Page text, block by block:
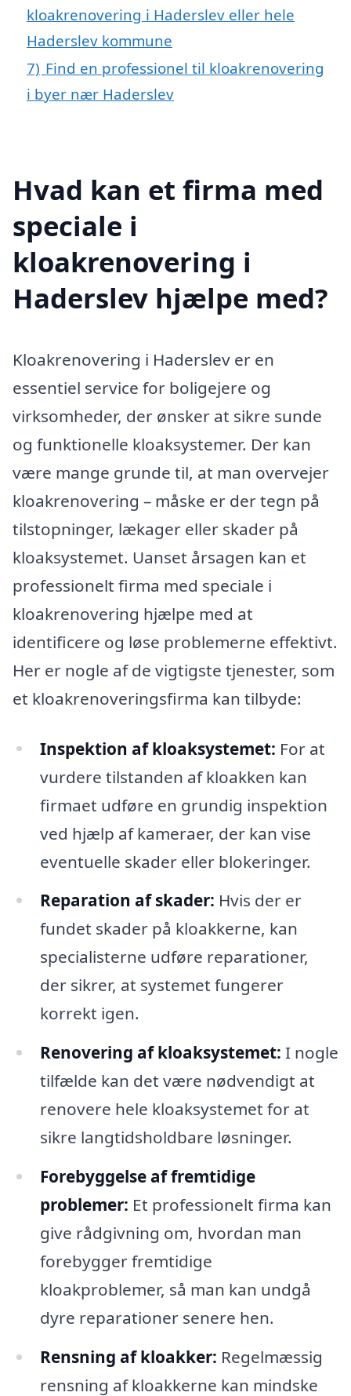
kloakrenovering i Haderslev eller hele
Haderslev kommune
7) Find en professionel til kloakrenovering
i byer nær Haderslev
Hvad kan et firma med
speciale i
kloakrenovering i
Haderslev hjælpe med?
Kloakrenovering i Haderslev er en
essentiel service for boligejere og
virksomheder, der ønsker at sikre sunde
og funktionelle kloaksystemer. Der kan
være mange grunde til, at man overvejer
kloakrenovering – måske er der tegn på
tilstopninger, lækager eller skader på
kloaksystemet. Uanset årsagen kan et
professionelt firma med speciale i
kloakrenovering hjælpe med at
identificere og løse problemerne effektivt.
Her er nogle af de vigtigste tjenester, som
et kloakrenoveringsfirma kan tilbyde:
Inspektion af kloaksystemet: For at
vurdere tilstanden af kloakken kan
firmaet udføre en grundig inspektion
ved hjælp af kameraer, der kan vise
eventuelle skader eller blokeringer.
Reparation af skader: Hvis der er
fundet skader på kloakkerne, kan
specialisterne udføre reparationer,
der sikrer, at systemet fungerer
korrekt igen.
Renovering af kloaksystemet: I nogle
tilfælde kan det være nødvendigt at
renovere hele kloaksystemet for at
sikre langtidsholdbare løsninger.
Forebyggelse af fremtidige
problemer: Et professionelt firma kan
give rådgivning om, hvordan man
forebygger fremtidige
kloakproblemer, så man kan undgå
dyre reparationer senere hen.
Rensning af kloakker: Regelmæssig
rensning af kloakkerne kan mindske